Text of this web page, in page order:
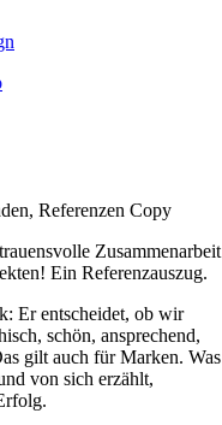
Zusammenarbeit
Ein Referenzauszug.
Er entscheidet, ob wir
schön, ansprechend,
gilt auch für Marken. Was
von sich erzählt,